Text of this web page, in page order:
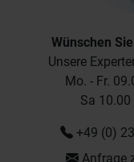
Wünschen
Unsere
Mo. - Fr.
Sa 10.00
+49 (0)
Anfrage